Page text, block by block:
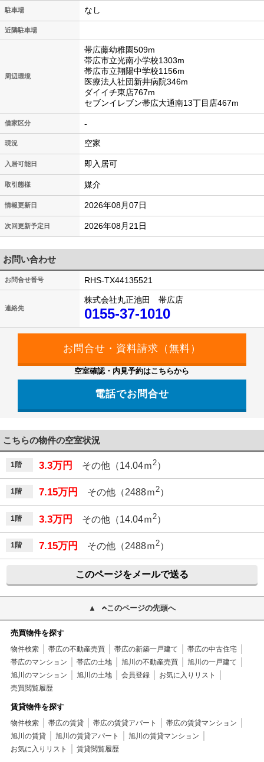
駐車場 なし
近隣駐車場
周辺環境
帯広藤幼稚園509m
帯広市立光南小学校1303m
帯広市立翔陽中学校1156m
医療法人社団新井病院346m
ダイイチ東店767m
セブンイレブン帯広大通南13丁目店467m
借家区分 -
現況 空家
入居可能日 即入居可
取引態様 媒介
情報更新日 2026年08月07日
次回更新予定日 2026年08月21日
お問い合わせ
お問合せ番号 RHS-TX44135521
連絡先
株式会社丸正池田 帯広店
0155-37-1010
空室確認・内見予約はこちらから
電話でお問合せ
こちらの物件の空室状況
1階 3.3万円 その他（14.04ｍ2）
1階 7.15万円 その他（2488ｍ2）
1階 3.3万円 その他（14.04ｍ 2）
1階 7.15万円 その他（2488ｍ 2）
このページをメールで送る
このページの先頭へ
売買物件を探す
物件検索 帯広の不動産売買 帯広の新築一戸建て
帯広の中古住宅
帯広のマンション
帯広の土地 旭川の不動産売買
旭川の一戸建て
旭川のマンション
旭川の土地 会員登録
お気に入りリスト
売買閲覧履歴
賃貸物件を探す
物件検索 帯広の賃貸 帯広の賃貸アパート
帯広の賃貸マンション
旭川の賃貸
旭川の賃貸アパート
旭川の賃貸マンション
お気に入りリスト
賃貸閲覧履歴